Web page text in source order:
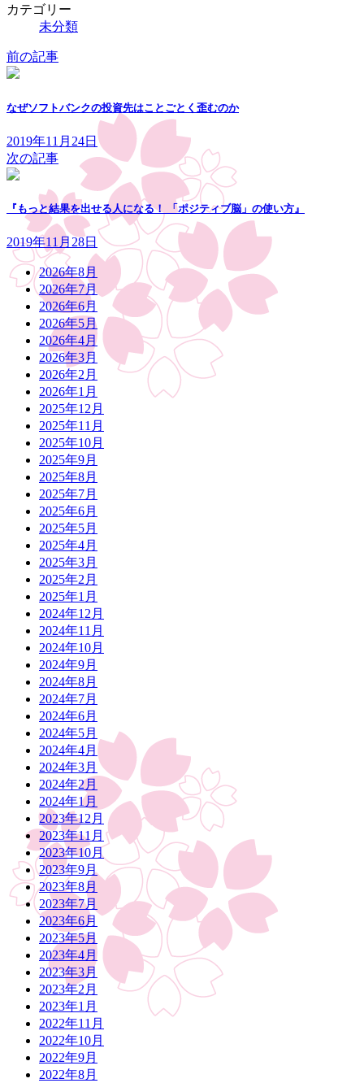
カテゴリー
未分類
前の記事
なぜソフトバンクの投資先はことごとく歪むのか
2019年11月24日
次の記事
『もっと結果を出せる人になる！ 「ポジティブ脳」の使い方』
2019年11月28日
2026年8月
2026年7月
2026年6月
2026年5月
2026年4月
2026年3月
2026年2月
2026年1月
2025年12月
2025年11月
2025年10月
2025年9月
2025年8月
2025年7月
2025年6月
2025年5月
2025年4月
2025年3月
2025年2月
2025年1月
2024年12月
2024年11月
2024年10月
2024年9月
2024年8月
2024年7月
2024年6月
2024年5月
2024年4月
2024年3月
2024年2月
2024年1月
2023年12月
2023年11月
2023年10月
2023年9月
2023年8月
2023年7月
2023年6月
2023年5月
2023年4月
2023年3月
2023年2月
2023年1月
2022年11月
2022年10月
2022年9月
2022年8月